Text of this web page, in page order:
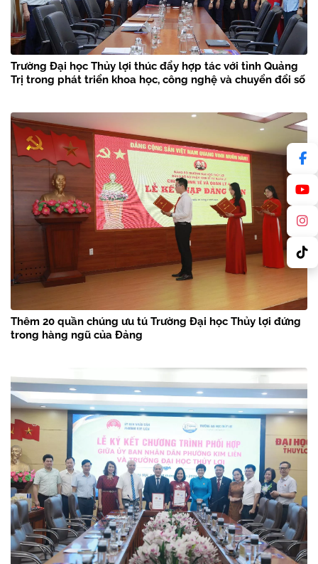
Trường Đại học Thủy lợi thúc đẩy hợp tác với tỉnh Quảng
Trị trong phát triển khoa học, công nghệ và chuyển đổi số
Thêm 20 quần chúng ưu tú Trường Đại học Thủy lợi đứng
trong hàng ngũ của Đảng